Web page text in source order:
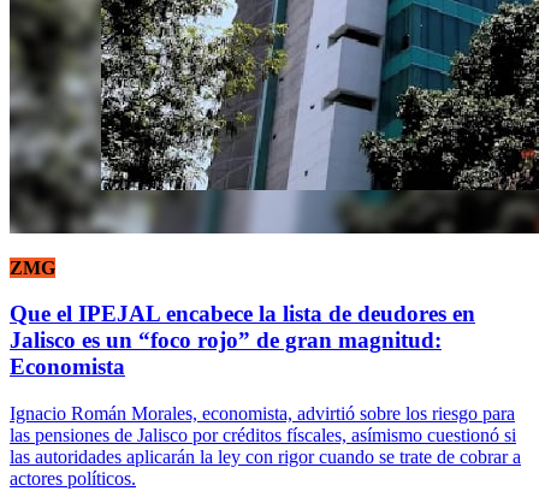
ZMG
Que el IPEJAL encabece la lista de deudores en
Jalisco es un “foco rojo” de gran magnitud:
Economista
Ignacio Román Morales, economista, advirtió sobre los riesgo para
las pensiones de Jalisco por créditos físcales, asímismo cuestionó si
las autoridades aplicarán la ley con rigor cuando se trate de cobrar a
actores políticos.